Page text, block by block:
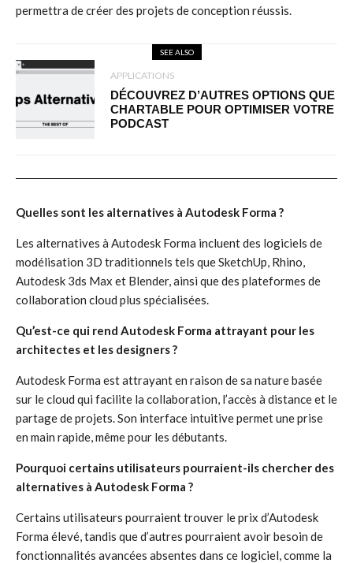
permettra de créer des projets de conception réussis.
SEE ALSO
APPLICATIONS
DÉCOUVREZ D’AUTRES OPTIONS QUE
CHARTABLE POUR OPTIMISER VOTRE
PODCAST
Quelles sont les alternatives à Autodesk Forma ?
Les alternatives à Autodesk Forma incluent des logiciels de
modélisation 3D traditionnels tels que SketchUp, Rhino,
Autodesk 3ds Max et Blender, ainsi que des plateformes de
collaboration cloud plus spécialisées.
Qu’est-ce qui rend Autodesk Forma attrayant pour les
architectes et les designers ?
Autodesk Forma est attrayant en raison de sa nature basée
sur le cloud qui facilite la collaboration, l’accès à distance et le
partage de projets. Son interface intuitive permet une prise
en main rapide, même pour les débutants.
Pourquoi certains utilisateurs pourraient-ils chercher des
alternatives à Autodesk Forma ?
Certains utilisateurs pourraient trouver le prix d’Autodesk
Forma élevé, tandis que d’autres pourraient avoir besoin de
fonctionnalités avancées absentes dans ce logiciel, comme la